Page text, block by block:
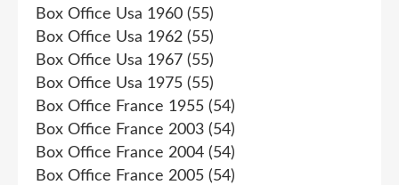
Box Office Usa 1960 (55)
Box Office Usa 1962 (55)
Box Office Usa 1967 (55)
Box Office Usa 1975 (55)
Box Office France 1955 (54)
Box Office France 2003 (54)
Box Office France 2004 (54)
Box Office France 2005 (54)